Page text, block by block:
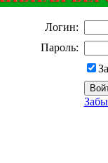
Логин:
Пароль: